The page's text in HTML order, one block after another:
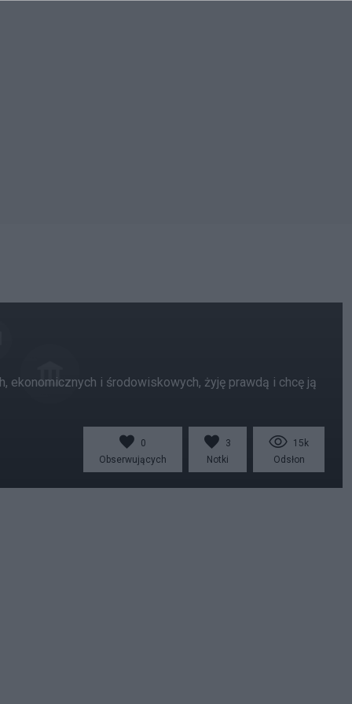
ekonomicznych i środowiskowych, żyję prawdą i chcę ją
0
Obserwujących
3
Notki
15k
Odsłon